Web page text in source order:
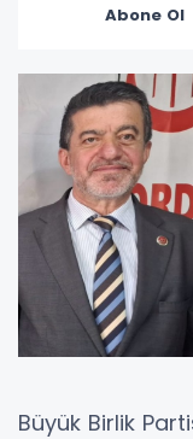
Abone Ol
Büyük Birlik